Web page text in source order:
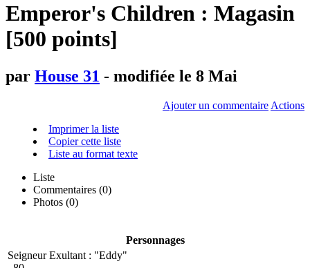
Emperor's Children : Magasin
[500 points]
par House 31 - modifiée le 8 Mai
Ajouter un commentaire Actions
Imprimer la liste
Copier cette liste
Liste au format texte
Liste
Commentaires (0)
Photos (0)
Personnages
Seigneur Exultant : "Eddy"